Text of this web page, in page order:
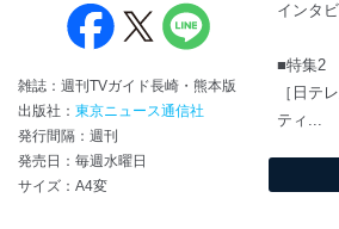
雑誌：週刊TVガイド長崎・熊本版
出版社： 東京ニュース通信社
発行間隔：週刊
発売日：毎週水曜日
サイズ：A4変
インタ
■特集2
［日テ
ティ...